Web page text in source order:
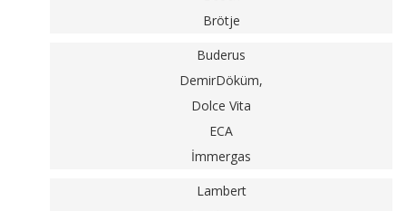
Brötje
Buderus
DemirDöküm,
Dolce Vita
ECA
İmmergas
Lambert